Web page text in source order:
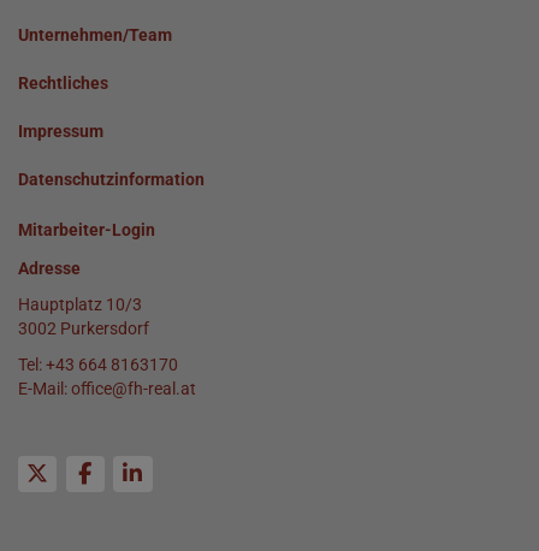
Unternehmen/Team
Rechtliches
Impressum
Datenschutzinformation
Mitarbeiter-Login
Adresse
Hauptplatz 10/3
3002 Purkersdorf
Tel:+43 664 8163170
E-Mail:office@fh-real.at